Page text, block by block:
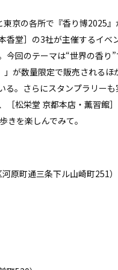
京の各所で『香り博2025』
堂］の3社が主催するイベ
回のテーマは“世界の香り
が数量限定で販売される
。​さらにスタンプラリー
松栄堂 京都本店・薫習館
を楽しんでみて。
原町通三条下ル山崎町251）